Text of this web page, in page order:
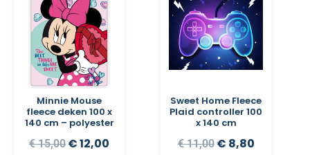
Minnie Mouse
fleece deken 100 x
140 cm – polyester
€15,00 €12,00
Sweet Home Fleece
Plaid controller 100
x 140 cm
€11,00 € 8,80